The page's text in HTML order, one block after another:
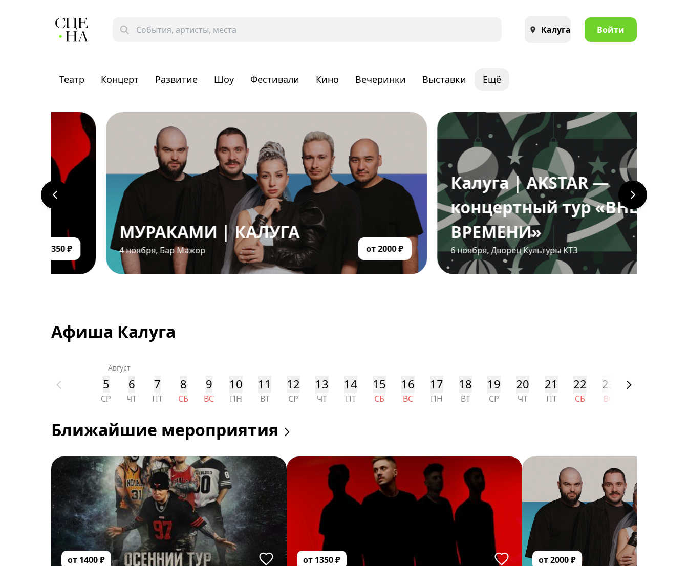
Калуга Войти
Театр Концерт Развитие Шоу Фестивали Кино Вечеринки Выставки Ещё
МУРАКАМИ | КАЛУГА
4 ноября Бар Мажор от 2000 ₽
Калуга | AKSTAR —
концертный тур «ВНЕ
ВРЕМЕНИ»
6 ноября Дворец Культуры КТЗ
Афиша Калуга
Август
5
СР
6
ЧТ
7
ПТ
8
СБ
9
ВС
10
ПН
11
ВТ
12
СР
13
ЧТ
14
ПТ
15
СБ
16
ВС
17
ПН
18
ВТ
19
СР
20
ЧТ
21
ПТ
22
СБ
23
ВС
24
Ближайшие мероприятия
от 1400₽ от 1350₽ от2000₽